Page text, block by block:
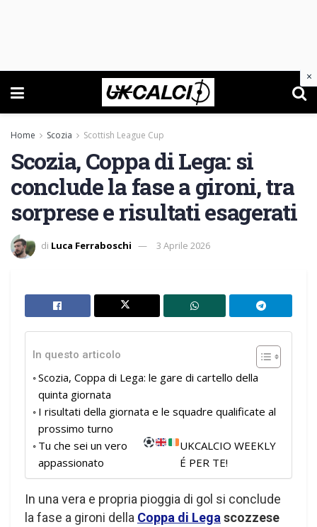
Home Scozia Scottish League Cup
Scozia, Coppa di Lega: si
conclude la fase a gironi, tra
sorprese e risultati esagerati
di Luca Ferraboschi 3 Aprile 2026
In questo articolo
Scozia, Coppa di Lega: le gare di cartello della
quinta giornata
I risultati della giornata e le squadre qualificate al
prossimo turno
Tu che sei un vero
appassionato
UKCALCIO WEEKLY
É PER TE!
In una vera e propria pioggia di gol si conclude
la fase a gironi della Coppa di Lega scozzese
×